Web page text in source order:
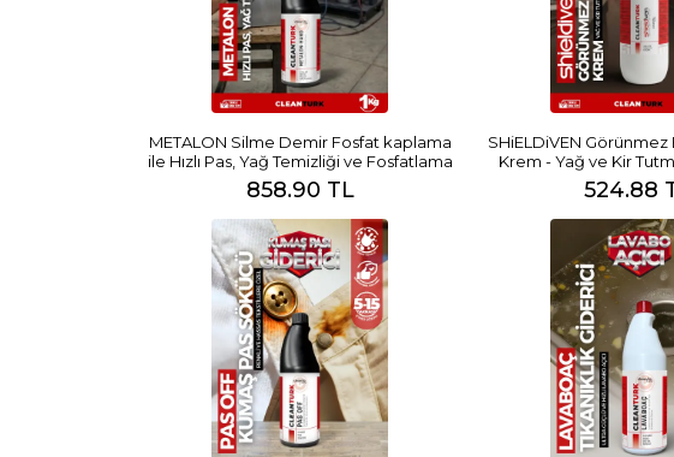
METALON Silme Demir Fosfat kaplama
ile Hızlı Pas, Yağ Temizliği ve Fosfatlama
858.90 TL
SHiELDiVEN
Krem - Yağ ve Kir
524.88